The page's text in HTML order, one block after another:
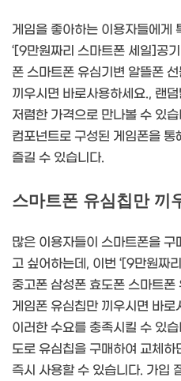
게임을 좋아하는 이용자들에게
‘[9만원짜리 스마트폰 세일]공
폰 스마트폰 유심기변 알뜰폰
끼우시면 바로사용하세요., 랜
저렴한 가격으로 만나볼 수 있
컴포넌트로 구성된 게임폰을
즐길 수 있습니다.
스마트폰 유심칩만 끼
많은 이용자들이 스마트폰을
고 싶어하는데, 이번 ‘[9만원짜
중고폰 삼성폰 효도폰 스마트
게임폰 유심칩만 끼우시면 바로
이러한 수요를 충족시킬 수 있
도로 유심칩을 구매하여 교체
즉시 사용할 수 있습니다. 가입